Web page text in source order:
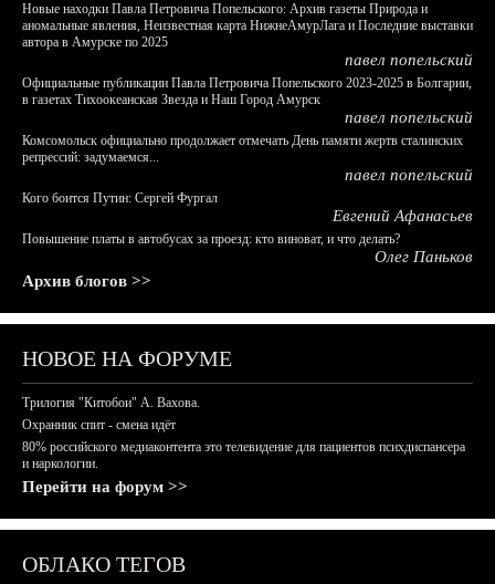
Новые находки Павла Петровича Попельского: Архив газеты Природа и
аномальные явления, Неизвестная карта НижнеАмурЛага и Последние выставки
автора в Амурске по 2025
павел попельский
Официальные публикации Павла Петровича Попельского 2023-2025 в Болгарии,
в газетах Тихоокеанская Звезда и Наш Город Амурск
павел попельский
Комсомольск официально продолжает отмечать День памяти жертв сталинских
репрессий: задумаемся...
павел попельский
Кого боится Путин: Сергей Фургал
Евгений Афанасьев
Повышение платы в автобусах за проезд: кто виноват, и что делать?
Олег Паньков
Архив блогов >>
НОВОЕ НА ФОРУМЕ
Трилогия "Китобои" А. Вахова.
Охранник спит - смена идёт
80% российского медиаконтента это телевидение для пациентов психдиспансера
и наркологии.
Перейти на форум >>
ОБЛАКО ТЕГОВ